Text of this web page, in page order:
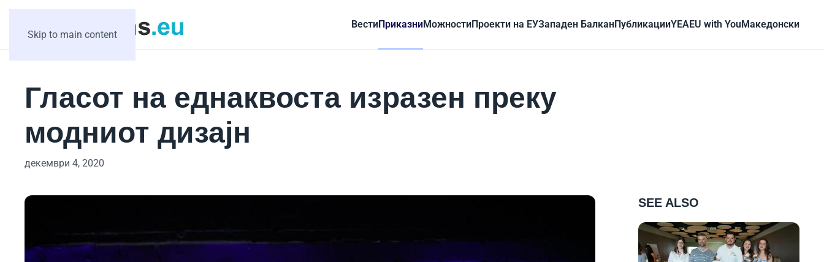
Skip to main content
ВестиПриказниМожностиПроекти на ЕУЗападен БалканПубликацииYEAEU with YouMакедонски
Гласот на еднаквоста изразен преку
модниот дизајн
декември 4, 2020
SEE ALSO